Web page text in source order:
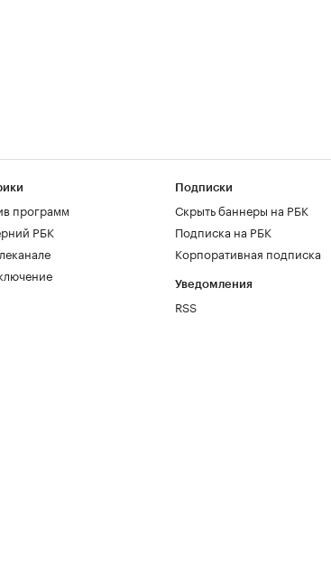
программ
РБК
Подписки
Скрыть баннеры на РБК
Подписка на РБК
Корпоративная подписка
Уведомления
RSS